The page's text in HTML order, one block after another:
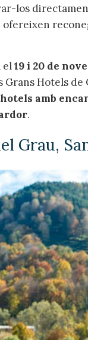
los
ofereixen
el19 i 20 de
Hotels de
hotels amb
.
Grau,
La
de
dels